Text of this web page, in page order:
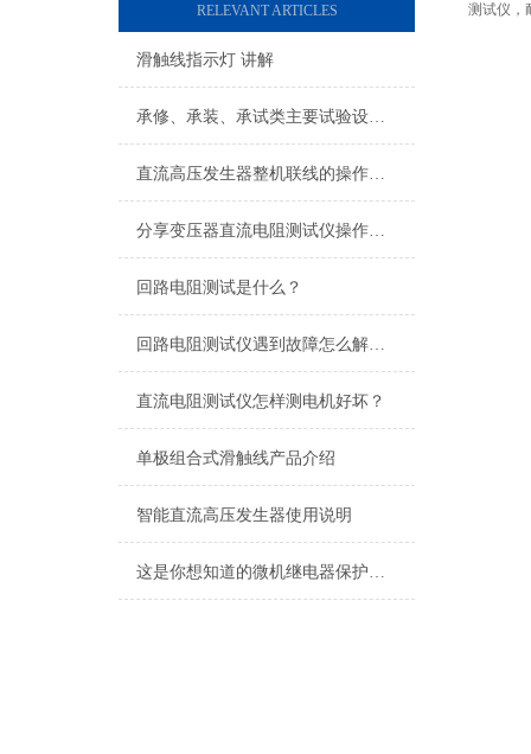
RELEVANT ARTICLES
滑触线指示灯 讲解
承修、承装、承试类主要试验设备常规配置表
直流高压发生器整机联线的操作方法
分享变压器直流电阻测试仪操作方法
回路电阻测试是什么？
回路电阻测试仪遇到故障怎么解决呢？
直流电阻测试仪怎样测电机好坏？
单极组合式滑触线产品介绍
智能直流高压发生器使用说明
这是你想知道的微机继电器保护测试仪的特点吗？
测试仪，